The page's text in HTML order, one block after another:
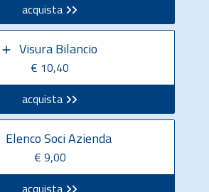
acquista
Visura Bilancio
€ 10,40
acquista
Elenco Soci Azienda
€ 9,00
acquista